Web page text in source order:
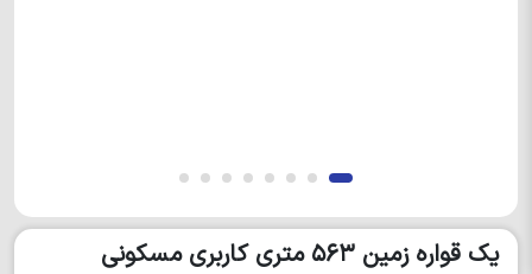
یک قواره زمین ۵۶۳ متری کاربری مسکونی